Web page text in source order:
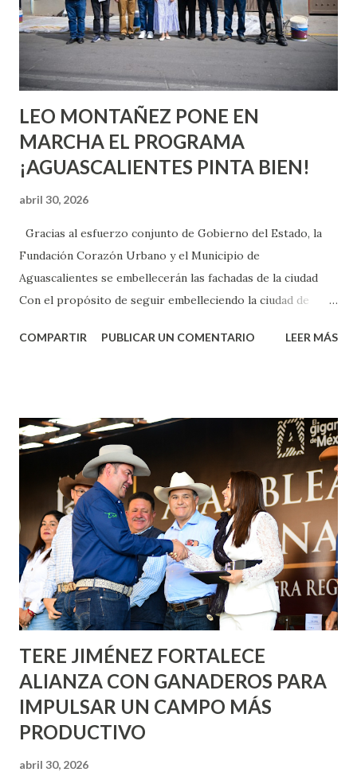
pienses que el sexo será increíble y no puedas esperar para
experimentarlo, pero como cualquier persona con
experiencia te dirá, siempre es mejor cuando ambas partes
son suficientemen...
LEO MONTAÑEZ PONE EN
MARCHA EL PROGRAMA
¡AGUASCALIENTES PINTA BIEN!
abril 30, 2026
Gracias al esfuerzo conjunto de Gobierno del Estado, la
Fundación Corazón Urbano y el Municipio de
Aguascalientes se embellecerán las fachadas de la ciudad
Con el propósito de seguir embelleciendo la ciudad de
municipal, Leo Montañez dio inicio al programa
Corazón Urbano y el Municipio capital. Leo Montañez
informó que en este programa se usarán cerca de 90 mil
metros cuadrados de pintura, para dar inicio en la calle
Nieto, entre Jesús F. Elizondo y la calle 22 de Octubre, con
lo que se aplicará pintura en 66 casas. Posteriormente se
llevará este programa a Villas de Nuestra Señora de la
Asunción, Avenida Alameda y Decreto 27 de Septiembre, en
los edificios FOVISSSTE Ojo de Agua, en la comunidad
Norias de Paso Hondo y en los edificios de...
COMPARTIR PUBLICAR UN COMENTARIO LEER MÁS
TERE JIMÉNEZ FORTALECE
ALIANZA CON GANADEROS PARA
IMPULSAR UN CAMPO MÁS
PRODUCTIVO
abril 30, 2026